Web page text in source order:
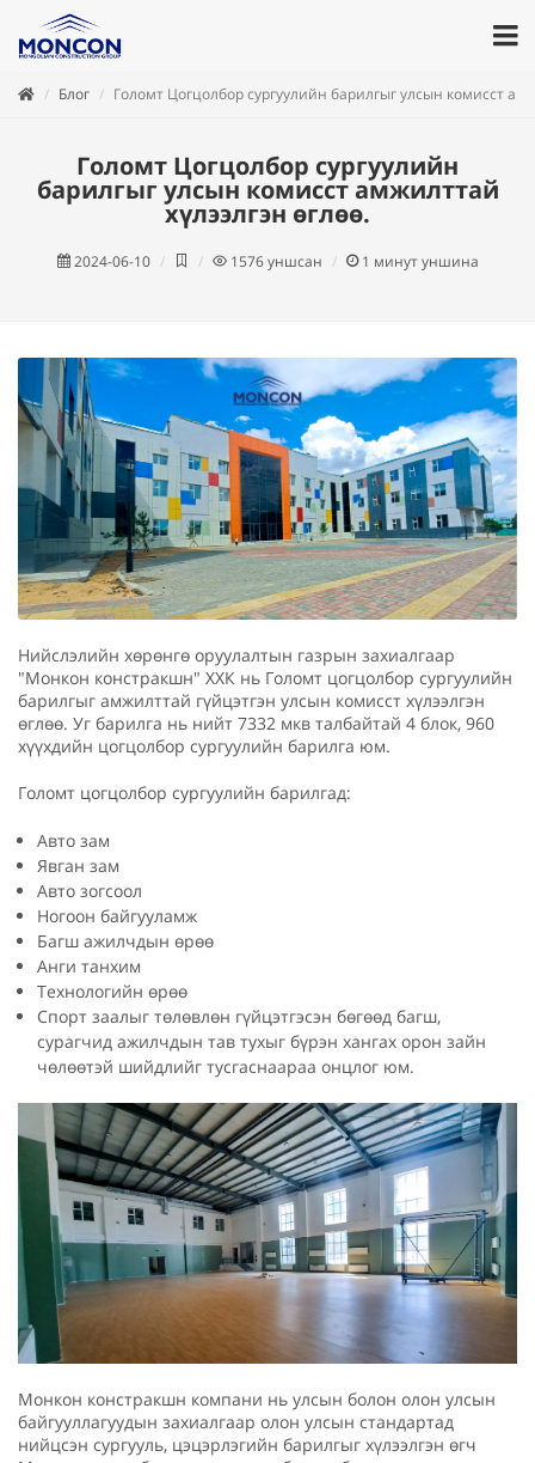
Блог Голомт Цогцолбор сургуулийн барилгыг улсын комисст
Голомт Цогцолбор сургуулийн
барилгыг улсын комисст амжилттай
хүлээлгэн өглөө.
2024-06-10 1576уншсан 1 минут уншина
Нийслэлийн хөрөнгө оруулалтын газрын захиалгаар
"Монкон констракшн" ХХК нь Голомт цогцолбор сургуулийн
барилгыг амжилттай гүйцэтгэн улсын комисст хүлээлгэн
өглөө. Уг барилга нь нийт 7332 мкв талбайтай 4 блок, 960
хүүхдийн цогцолбор сургуулийн барилга юм.
Голомт цогцолбор сургуулийн барилгад:
Авто зам
Явган зам
Авто зогсоол
Ногоон байгууламж
Багш ажилчдын өрөө
Анги танхим
Технологийн өрөө
Спорт заалыг төлөвлөн гүйцэтгэсэн бөгөөд багш,
сурагчид ажилчдын тав тухыг бүрэн хангах орон зайн
чөлөөтэй шийдлийг тусгаснаараа онцлог юм.
Монкон констракшн компани нь улсын болон олон улсын
байгууллагуудын захиалгаар олон улсын стандартад
нийцсэн сургууль, цэцэрлэгийн барилгыг хүлээлгэн өгч